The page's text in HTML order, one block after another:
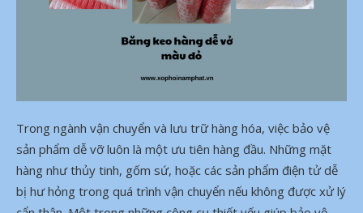
Trong ngành vận chuyển và lưu trữ hàng hóa, việc bảo vệ
sản phẩm dễ vỡ luôn là một ưu tiên hàng đầu. Những mặt
hàng như thủy tinh, gốm sứ, hoặc các sản phẩm điện tử dễ
bị hư hỏng trong quá trình vận chuyển nếu không được xử lý